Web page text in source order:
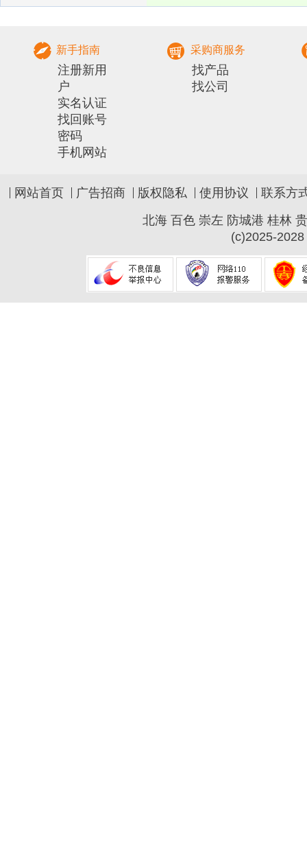
部农村实用人才 带头人培训兽医
新手指南
注册新用
户
实名认证
找回账号
密码
手机网站
采购商服务
找产品
找公司
网站首页 广告招商 版权隐私 使用协议
联系方
北海 百色 崇左 防城港 桂林
(c)2025-